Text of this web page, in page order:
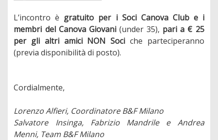
L’incontro è gratuito per i Soci Canova Club e i
membri del Canova Giovani (under 35), pari a € 25
per gli altri amici NON Soci che parteciperanno
(previa disponibilità di posto).
Cordialmente,
Lorenzo Alfieri, Coordinatore B&F Milano
Salvatore Insinga, Fabrizio Mandrile e Andrea
Menni, Team B&F Milano